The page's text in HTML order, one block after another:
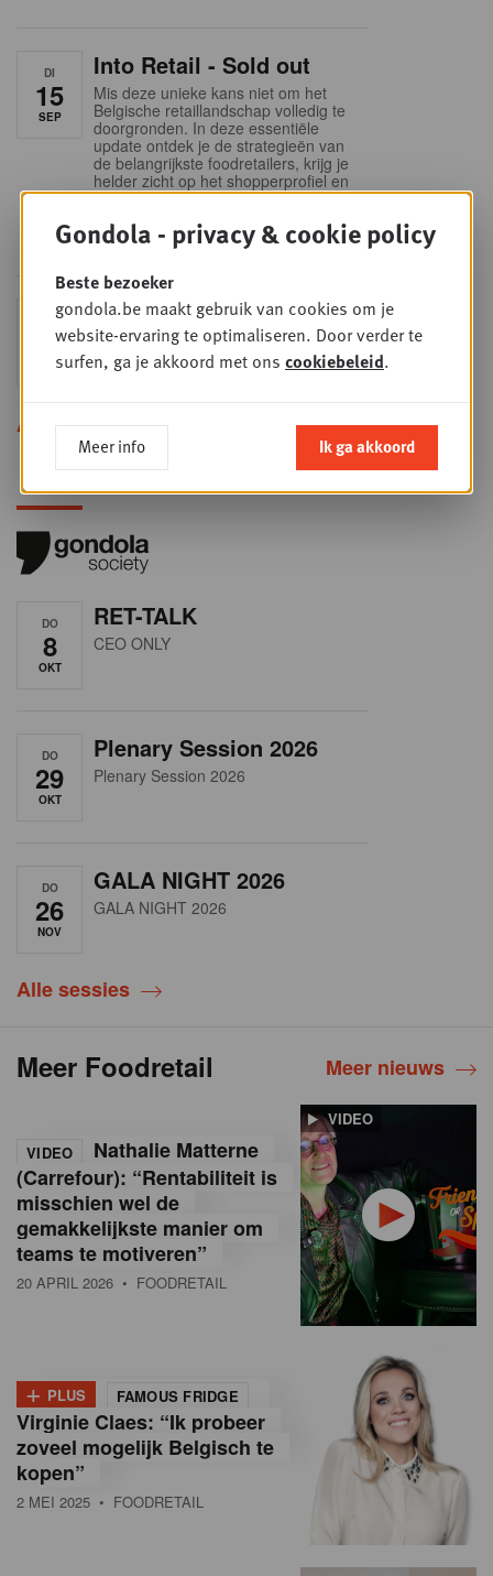
DI
15
SEP
Into Retail - Sold out
Mis deze unieke kans niet om het
Belgische retaillandschap volledig te
doorgronden. In deze essentiële
update ontdek je de strategieën van
de belangrijkste foodretailers, krijg je
helder zicht op het shopperprofiel en
verzamel je onmisbare inzichten in
ooit.
DO
24
SEP
Sales & nego Summit
2026
Sales & Nego summit 2026
Alle opleidingen
DO
8
OKT
RET-TALK
CEO ONLY
DO
29
OKT
Plenary Session 2026
Plenary Session 2026
DO
26
NOV
GALA NIGHT 2026
GALA NIGHT 2026
Alle sessies
Meer Foodretail Meer nieuws
VIDEO
VIDEO
Nathalie Matterne
(Carrefour): “Rentabiliteit is
misschien wel de
gemakkelijkste manier om
teams te motiveren”
20 APRIL 2026 • FOODRETAIL
+ PLUS FAMOUS FRIDGE
Virginie Claes: “Ik probeer
zoveel mogelijk Belgisch te
kopen”
2 MEI 2025 • FOODRETAIL
Gondola - privacy & cookie policy
Beste bezoeker
gondola.be maakt gebruik van cookies om je
website-ervaring te optimaliseren. Door verder te
surfen, ga je akkoord met ons cookiebeleid.
Meer info Ik ga akkoord